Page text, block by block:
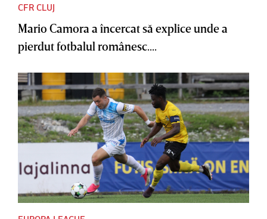
CFR CLUJ
Mario Camora a încercat să explice unde a
pierdut fotbalul românesc....